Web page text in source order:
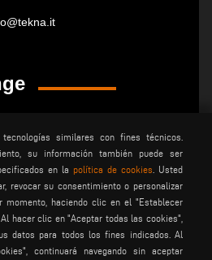
advertencias legales
condiciones generales de
venta
ajustes de cookies
similares con fines técnicos.
su información también puede ser
en la política de cookies . Usted
revocar su consentimiento o personalizar
momento, haciendo clic en el "Establecer
hacer clic en "Aceptar todas las cookies",
datos para todos los fines indicados. Al
continuará navegando sin aceptar